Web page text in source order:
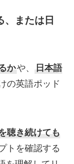
または日
かや、
日本語
の英語ポッド
聴き続けても
トを確認する